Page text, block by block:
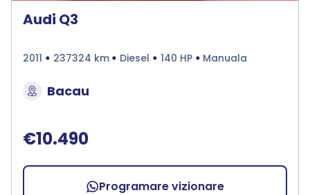
Audi Q3
2011 237324 km Diesel 140 HP Manuala
Bacau
€10.490
Programare vizionare